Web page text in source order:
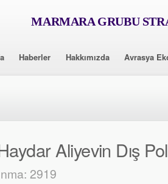
MARMARA GRUBU
Haberler Hakkımızda Avrasya
Aliyevin Dış
2919